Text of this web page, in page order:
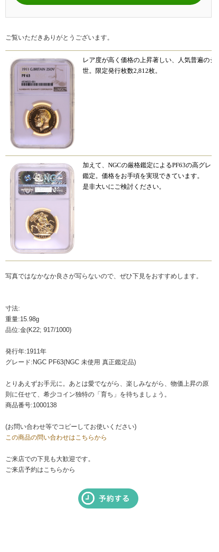
ご覧いただきありがとうございます。
レア度が高く価格の上昇著しい、人気普遍のジ
世。限定発行枚数2,812枚。
加えて、NGCの厳格鑑定によるPF63の高グレ
鑑定。価格をお手頃を実現できています。
是非大いにご検討ください。
写真ではなかなか良さが写らないので、ぜひ下見をおすすめします。
寸法:
重量:15.98g
品位:金(K22; 917/1000)
発行年:1911年
グレード:NGC PF63(NGC 未使用 真正鑑定品)
とりあえずお手元に。あとは愛でながら、楽しみながら、物価上昇の原
則に任せて、希少コイン独特の「育ち」を待ちましょう。
商品番号:1000138
(お問い合わせ等でコピーしてお使いください)
この商品の問い合わせはこちらから
ご来店での下見も大歓迎です。
ご来店予約はこちらから